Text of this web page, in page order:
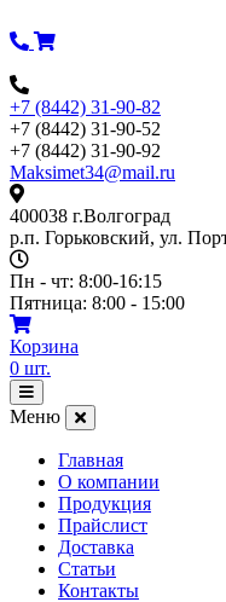
к
+7 (8442) 31-90-82
+7 (8442) 31-90-52
+7 (8442) 31-90-92
Maksimet34@mail.ru
400038 г.Волгоград
р.п. Горьковский, ул.
Пн - чт: 8:00-16:15
Пятница: 8:00 - 15:00
Корзина
0 шт.
Открыть
меню
Меню
Главная
О компании
Продукция
Прайслист
Доставка
Статьи
Контакты